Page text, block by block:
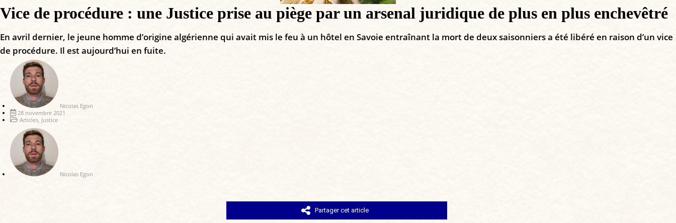
Vice de procédure : une Justice prise au piège par un arsenal juridique de plus en plus enchevêtré
En avril dernier, le jeune homme d’origine algérienne qui avait mis le feu à un hôtel en Savoie entraînant la mort de deux saisonniers a été libéré en raison d’un vice
de procédure. Il est aujourd’hui en fuite.
Nicolas Egon
28 novembre 2021
Articles Justice
Nicolas Egon
Partager cet article